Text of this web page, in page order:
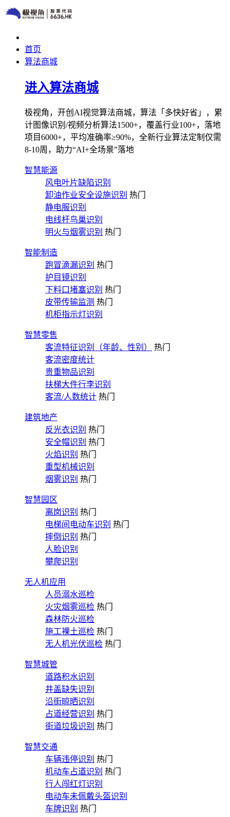
首页
算法商城
进入算法商城
极视角，开创AI视觉算法商城，算法「多快好省」，累
计图像识别/视频分析算法1500+，覆盖行业100+，落地
项目6000+，平均准确率≥90%，全新行业算法定制仅需
8-10周，助力“AI+全场景”落地
智慧能源
风电叶片缺陷识别
卸油作业安全设施识别 热门
静电服识别
电线杆鸟巢识别
明火与烟雾识别 热门
智能制造
跑冒滴漏识别 热门
护目镜识别
下料口堵塞识别 热门
皮带传输监测 热门
机柜指示灯识别
智慧零售
客流特征识别（年龄、性别）
热门
客流密度统计
贵重物品识别
扶梯大件行李识别
客流/人数统计 热门
建筑地产
反光衣识别 热门
安全帽识别 热门
火焰识别 热门
重型机械识别
烟雾识别 热门
智慧园区
离岗识别 热门
电梯间电动车识别 热门
摔倒识别 热门
人脸识别
攀爬识别
无人机应用
人员溺水巡检
火灾烟雾巡检 热门
森林防火巡检
施工裸土巡检 热门
无人机光伏巡检 热门
智慧城管
道路积水识别
井盖缺失识别
沿街晾晒识别
占道经营识别 热门
街道垃圾识别 热门
智慧交通
车辆违停识别 热门
机动车占道识别 热门
行人闯红灯识别
电动车未佩戴头盔识别
车牌识别 热门